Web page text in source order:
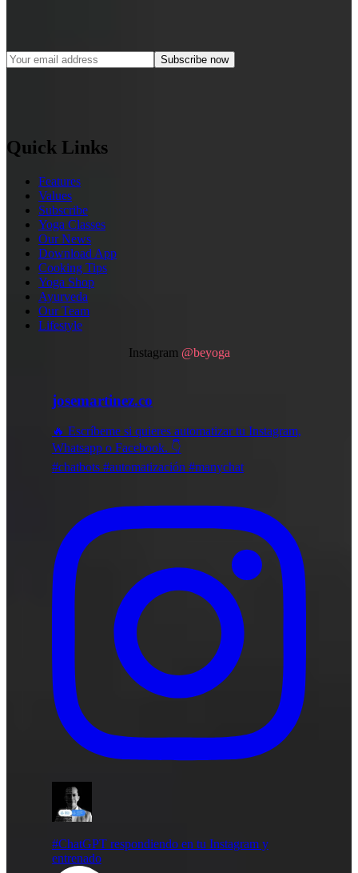
Quick Links
Features
Values
Subscribe
Yoga Classes
Our News
Download App
Cooking Tips
Yoga Shop
Ayurveda
Our Team
Lifestyle
Instagram @beyoga
josemartinez.co
🔥 Escríbeme si quieres automatizar tu Instagram,
Whatsapp o Facebook. 👇
#chatbots #automatización #manychat
#ChatGPT respondiendo en tu Instagram y
entrenado